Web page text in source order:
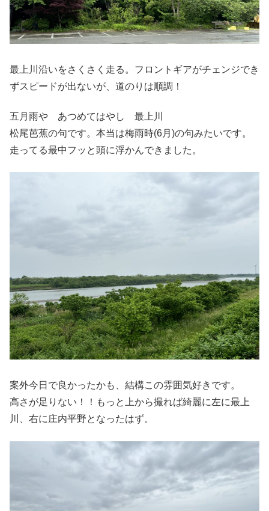
最上川沿いをさくさく走る。フロントギアがチェンジでき
ずスピードが出ないが、道のりは順調！
五月雨や あつめてはやし 最上川
松尾芭蕉の句です。本当は梅雨時(6月)の句みたいです。
走ってる最中フッと頭に浮かんできました。
案外今日で良かったかも、結構この雰囲気好きです。
高さが足りない！！もっと上から撮れば綺麗に左に最上
川、右に庄内平野となったはず。